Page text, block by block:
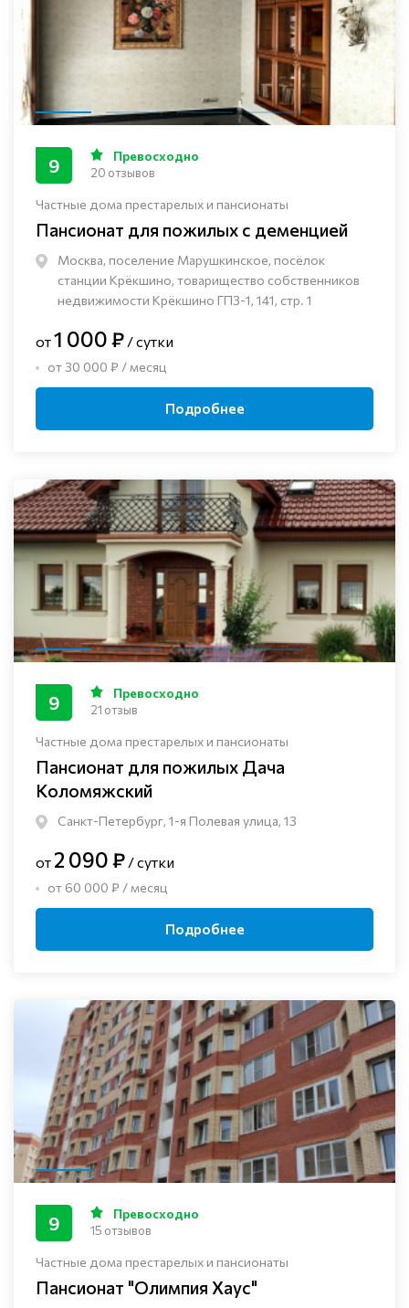
Частные дома престарелых и пансионаты
Пансионат для пожилых с деменцией
Москва, поселение Марушкинское, посёлок
станции Крёкшино, товарищество собственников
недвижимости Крёкшино ГПЗ-1, 141, стр. 1
9 Превосходно
20 отзывов
от1 000 ₽ / сутки
от 30 000 ₽ / месяц
Подробнее
Частные дома престарелых и пансионаты
Пансионат для пожилых Дача
Коломяжский
Санкт-Петербург, 1-я Полевая улица, 13
9 Превосходно
21 отзыв
от 2 090 ₽ / сутки
от 60 000 ₽ / месяц
Подробнее
Частные дома престарелых и пансионаты
Пансионат "Олимпия Хаус"
9 Превосходно
15 отзывов